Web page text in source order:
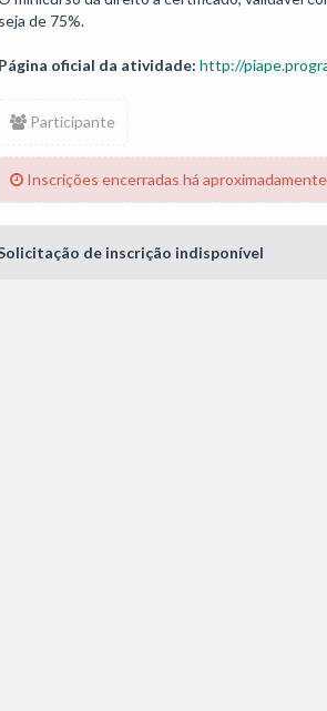
seja de 75%.
Página oficial da atividade: http://
Participante
Inscrições encerradas há
de inscrição indisponível